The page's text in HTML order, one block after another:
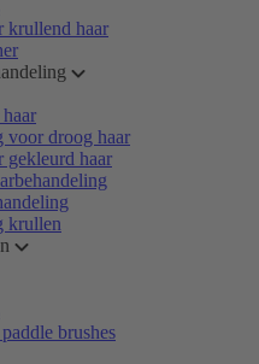
krullend haar
voor droog haar
gekleurd haar
krullen
brushes